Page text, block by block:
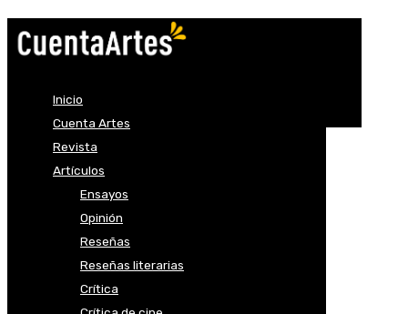
Inicio
Cuenta Artes
Revista
Artículos
Ensayos
Opinión
Reseñas
Reseñas literarias
Crítica